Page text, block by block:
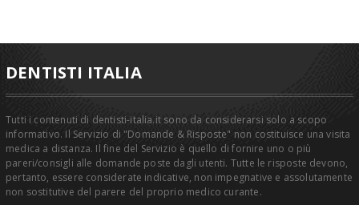
DENTISTI ITALIA
Tutti i contenuti di dentisti-italia.it sono da considerarsi solo a scopo
informativo. Il Servizio di "Domande & Risposte" non costituisce una visita
medica a distanza. Il fine del Servizio è quello di fornire uno o più
pareri/consigli alle domande poste dagli utenti. Tutte le risposte devono,
pertanto, essere considerate indicative, non impegnative e assolutamente
non sostitutive del parere del proprio medico curante.